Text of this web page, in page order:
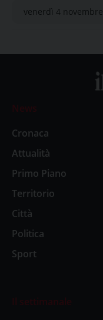
venerdì 4 novembre
News
Cronaca
Attualità
Primo Piano
Territorio
Città
Politica
Sport
Il settimanale